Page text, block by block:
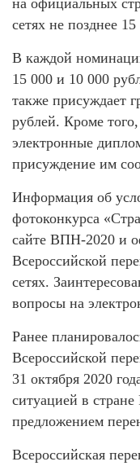
сетях не позднее
В каждой
15 000 и 10 000
также присуждает
рублей. Кроме
электронные
присуждение им
Информация об
фотоконкурса
сайте ВПН-2020 и
Всероссийской
сетях.
вопросы на
Ранее
Всероссийской
31 октября 2020
ситуацией в
предложением
Всероссийская